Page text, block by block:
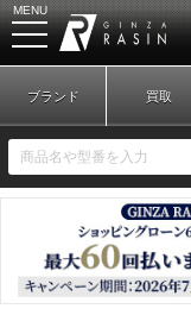
MENU
新規会員登録
ブランド 買取